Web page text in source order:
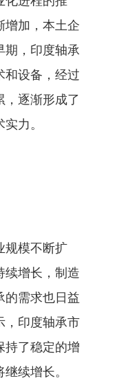
增加，本土企
期，印度轴承
和设备，经过
，逐渐形成了
力。
规模不断扩
续增长，制造
的需求也日益
，印度轴承市
持了稳定的增
续增长。